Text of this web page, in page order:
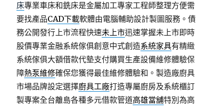
床專業車床和銑床是金屬加工專家工程師整理方便需
要找產品CAD下載軟體由電腦輔助設計製圖服務。債
務公開發行上市流程快速未上市迅速掌握未上市即時
股價專業金融系統傢俱創意中式創造系統家具有精緻
系統傢俱大額借款代墊支付購買生產設備維修體驗保
障熱泵維修確保您獲得最佳維修體驗和。製造廠廚具
市場品牌設定選擇廚具工廠打造專屬廚房及系統櫃訂
製專案全台離島各種多元借款管道高雄當舖特別為高